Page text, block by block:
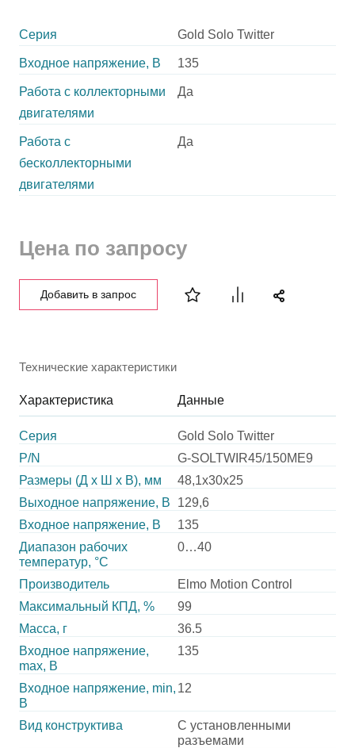
Серия Gold Solo Twitter
Входное напряжение, В 135
Работа с коллекторными
двигателями
Да
Работа с
бесколлекторными
двигателями
Да
Цена по запросу
Добавить в запрос
Технические характеристики
Характеристика Данные
Серия
Gold Solo Twitter
P/N
G-SOLTWIR45/150ME9
Размеры (Д х Ш х В), мм
48,1х30х25
Выходное напряжение, В
129,6
Входное напряжение, В
135
Диапазон рабочих
температур, °С
0…40
Производитель
Elmo Motion Control
Максимальный КПД, %
99
Масса, г
36.5
Входное напряжение,
max, В
135
Входное напряжение, min,
В
12
Вид конструктива
С установленными
разъемами